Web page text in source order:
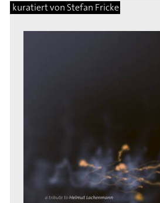
kuratiert von Stefan Fricke